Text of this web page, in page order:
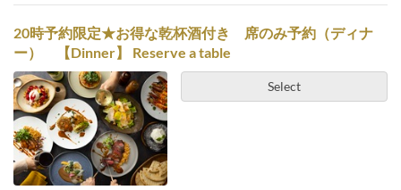
20時予約限定★お得な乾杯酒付き 席のみ予約（ディナ
ー） 【Dinner】 Reserve a table
Select